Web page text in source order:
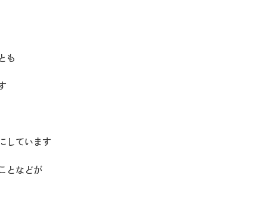
も
しています
となどが